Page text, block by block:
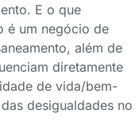
E o que
é um negócio de
além de
diretamente
de vida/bem-
desigualdades no